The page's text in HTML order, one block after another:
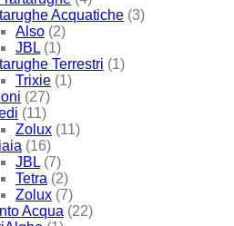
Acquatiche (3)
Also (2)
JBL (1)
Terrestri (1)
Trixie (1)
(27)
(11)
Zolux (11)
(16)
JBL (7)
Tetra (2)
Zolux (7)
Acqua (22)